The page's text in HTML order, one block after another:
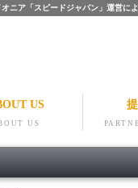
ニア「スピードジャパン」運営に
US
US